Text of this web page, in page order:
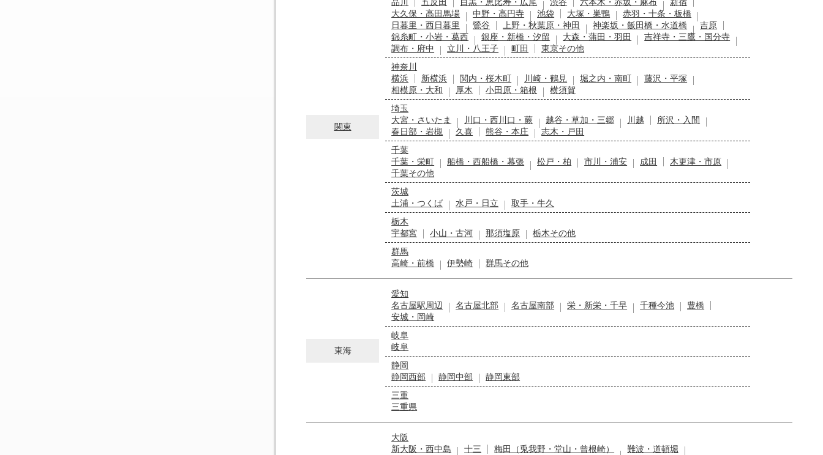
関東
品川
五反田 目黒・恵比寿・広尾 渋谷 六本木・赤坂・麻布
新宿
大久保・高田馬場
中野・高円寺 池袋 大塚・巣鴨
赤羽・十条・板橋
日暮里・西日暮里
鶯谷 上野・秋葉原・神田 神楽坂・飯田橋・水道橋
吉原
錦糸町・小岩・葛西
銀座・新橋・汐留 大森・蒲田・羽田
吉祥寺・三鷹・国分寺
調布・府中
立川・八王子 町田
東京その他
神奈川
横浜
新横浜 関内・桜木町 川崎・鶴見 堀之内・南町
藤沢・平塚
相模原・大和
厚木 小田原・箱根
横須賀
埼玉
大宮・さいたま
川口・西川口・蕨 越谷・草加・三郷 川越
所沢・入間
春日部・岩槻
久喜 熊谷・本庄
志木・戸田
千葉
千葉・栄町
船橋・西船橋・幕張 松戸・柏 市川・浦安 成田
木更津・市原
千葉その他
茨城
土浦・つくば
水戸・日立
取手・牛久
栃木
宇都宮
小山・古河 那須塩原
栃木その他
群馬
高崎・前橋
伊勢崎 群馬その他
東海
愛知
名古屋駅周辺
名古屋北部 名古屋南部 栄・新栄・千早 千種今池
豊橋
安城・岡崎
岐阜
岐阜
静岡
静岡西部
静岡中部
静岡東部
三重
三重県
大阪
新大阪・西中島
十三 梅田（兎我野・堂山・曾根崎）
難波・道頓堀